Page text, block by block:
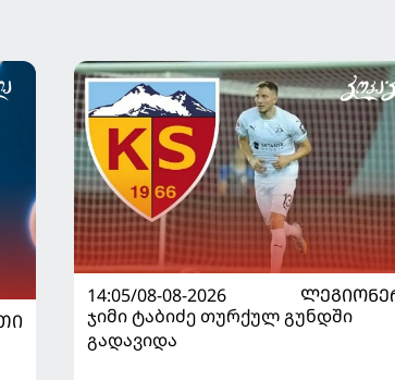
14:05/08-08-2026
ჯიმი ტაბიძე თურქულ გუნდში
გადავიდა